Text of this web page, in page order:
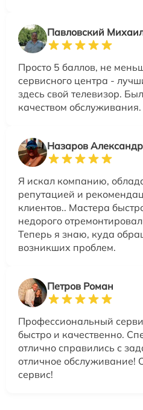
Павловский
Просто 5 баллов, не
сервисного центра -
здесь свой телевизор.
качеством
Назаров Александр
Я искал компанию,
репутацией и
клиентов.. Мастера
недорого
Теперь я знаю, куда
возникших проблем.
Петров Роман
Профессиональный
быстро и качественно.
отлично справились с
отличное обслуживание!
сервис!